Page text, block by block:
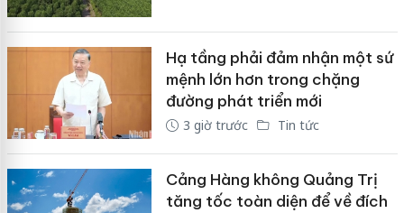
Hạ tầng phải đảm nhận một sứ
mệnh lớn hơn trong chặng
đường phát triển mới
3 giờ trước Tin tức
Cảng Hàng không Quảng Trị
tăng tốc toàn diện để về đích